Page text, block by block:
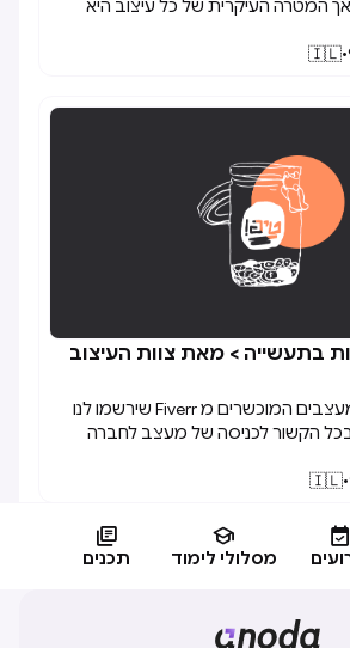
המטרה העיקרית של כל עיצוב היא
של אנשים. כדי להשיג זאת, יש צורך
מבט שונות.כפי שהשם מרמז,
•
🇮🇱
בתעשייה > מאת צוות העיצוב
ביקשנו מחבורת המעצבים המוכשרים מ Fiverr שירשמו לנו
הקשור לכניסה של מעצב לחברה
כמו מה הטעות הנפוצה ביותר של
•
🇮🇱


מסלולי לימוד

תכנים